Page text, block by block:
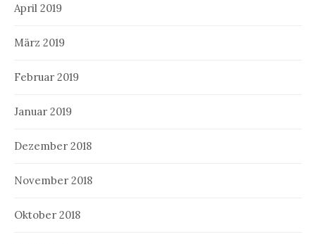
April 2019
März 2019
Februar 2019
Januar 2019
Dezember 2018
November 2018
Oktober 2018